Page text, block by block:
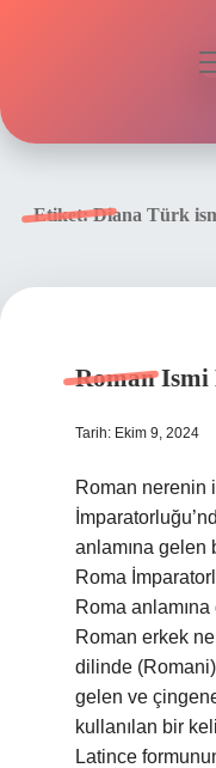
Etiket:Diana Türk
Roman
Tarih: Ekim 9, 2024
Roman nerenin
anlamına gelen
Roma
Roma
Roman erkek
dilinde (Romani)
gelen ve
kullanılan bir
Latince